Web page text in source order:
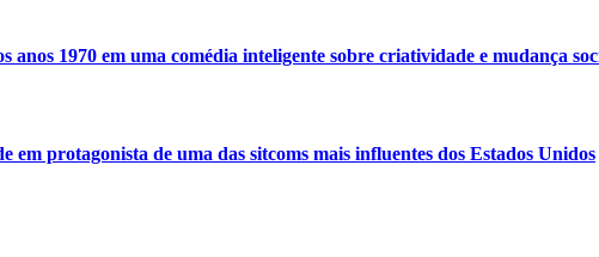
1970 em uma comédia inteligente sobre criatividade e mudança
protagonista de uma das sitcoms mais influentes dos Estados Unidos